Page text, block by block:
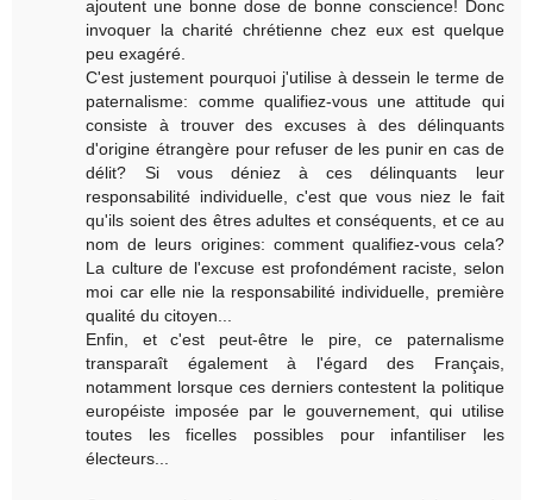
ajoutent une bonne dose de bonne conscience! Donc
invoquer la charité chrétienne chez eux est quelque
peu exagéré.
C'est justement pourquoi j'utilise à dessein le terme de
paternalisme: comme qualifiez-vous une attitude qui
consiste à trouver des excuses à des délinquants
d'origine étrangère pour refuser de les punir en cas de
délit? Si vous déniez à ces délinquants leur
responsabilité individuelle, c'est que vous niez le fait
qu'ils soient des êtres adultes et conséquents, et ce au
nom de leurs origines: comment qualifiez-vous cela?
La culture de l'excuse est profondément raciste, selon
moi car elle nie la responsabilité individuelle, première
qualité du citoyen...
Enfin, et c'est peut-être le pire, ce paternalisme
transparaît également à l'égard des Français,
notamment lorsque ces derniers contestent la politique
européiste imposée par le gouvernement, qui utilise
toutes les ficelles possibles pour infantiliser les
électeurs...